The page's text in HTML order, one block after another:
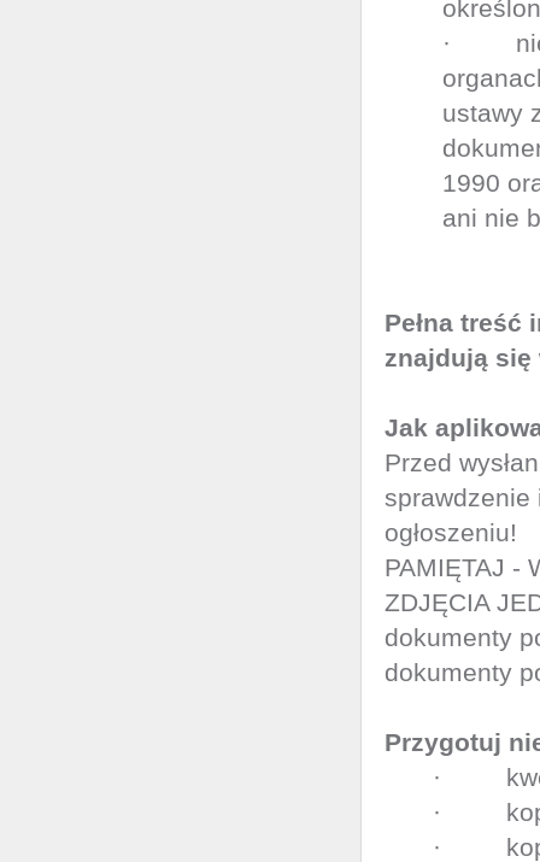
· nie
ustawy
1990
ani nie
Pełna
znajdują się
Jak
Przed
sprawdzenie
ogłoszeniu!
PAMIĘTAJ -
ZDJĘCIA
dokumenty
dokumenty
Przygotuj
·
· kopie
· kopie